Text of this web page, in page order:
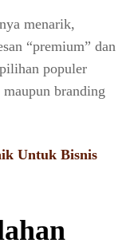
menarik,
“premium” dan
populer
branding
Untuk Bisnis